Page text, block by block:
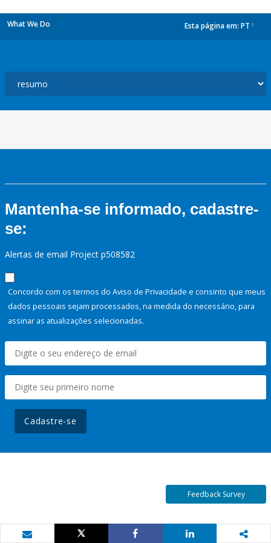
What We Do Esta página em: PT
Mantenha-se informado, cadastre-
se:
Alertas de email Project p508582
Concordo com os termos do Aviso de Privacidade e consinto que meus
dados pessoais sejam processados, na medida do necessário, para
assinar as atualizações selecionadas.
Cadastre-se
Feedback Survey